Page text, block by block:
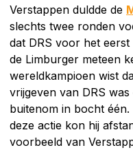
Verstappen duldde de
slechts twee ronden
dat DRS voor het
de Limburger meteen
wereldkampioen wist
vrijgeven van DRS
buitenom in bocht
deze actie kon hij
voorbeeld van